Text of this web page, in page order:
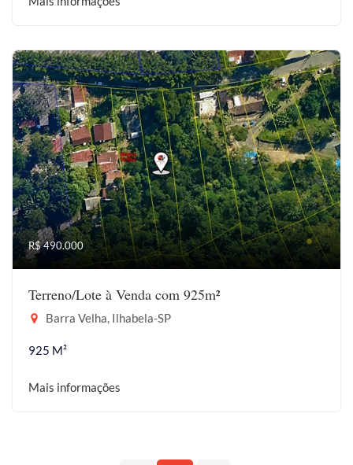
R$ 490.000
Terreno/Lote à Venda com 925m²
Barra Velha, Ilhabela-SP
925 M²
Mais informações